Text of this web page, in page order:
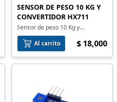
SENSOR DE PESO 10 KG Y
CONVERTIDOR HX711
Sensor de peso 10 Kg y
convertidor HX711
Al carrito
$ 18,000